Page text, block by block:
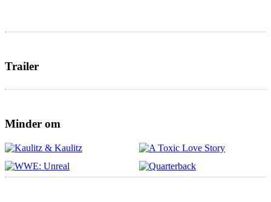
Trailer
Minder om